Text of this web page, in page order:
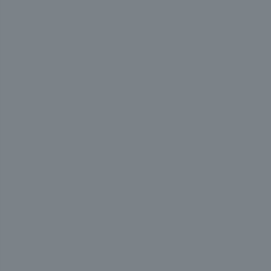
Soprole Frutilla 120 g
calificar